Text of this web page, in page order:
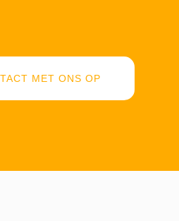
MET ONS OP